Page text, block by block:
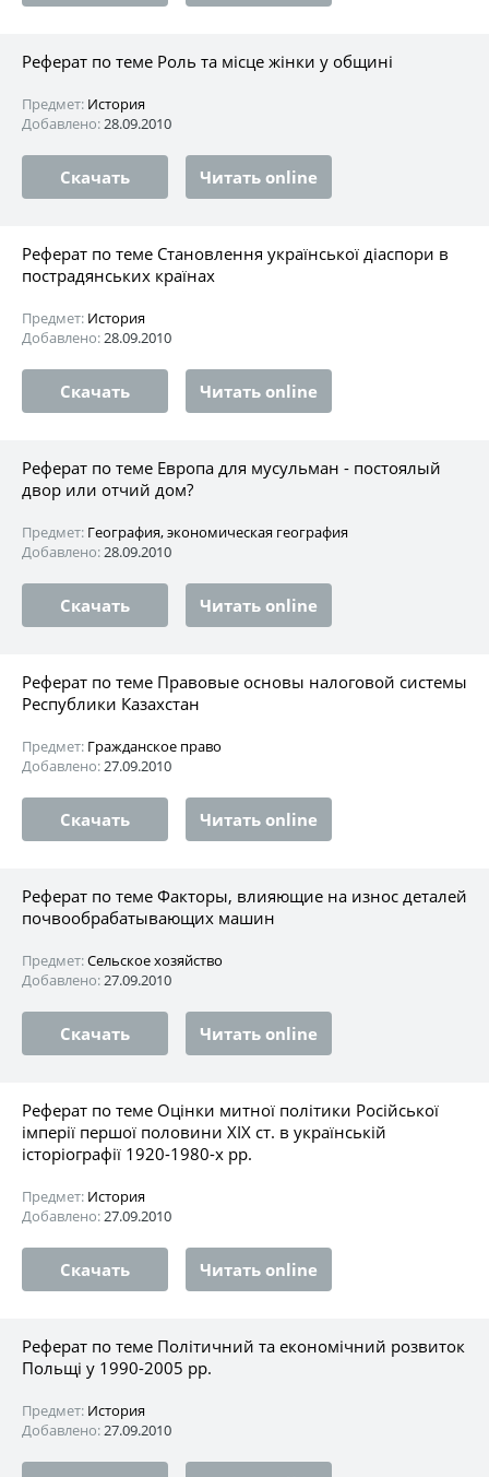
Реферат по теме Роль та місце жінки у общині
Предмет: История
Добавлено:28.09.2010
Скачать Читать online
Реферат по теме Становлення української діаспори в
пострадянських країнах
Предмет: История
Добавлено:28.09.2010
Скачать Читать online
Реферат по теме Европа для мусульман - постоялый
двор или отчий дом?
Предмет: География, экономическая география
Добавлено:28.09.2010
Скачать Читать online
Реферат по теме Правовые основы налоговой системы
Республики Казахстан
Предмет: Гражданское право
Добавлено:27.09.2010
Скачать Читать online
Реферат по теме Факторы, влияющие на износ деталей
почвообрабатывающих машин
Предмет:Сельское хозяйство
Добавлено:27.09.2010
Скачать Читать online
Реферат по теме Оцінки митної політики Російської
імперії першої половини XIX ст. в українській
історіографії 1920-1980-х pp.
Предмет: История
Добавлено:27.09.2010
Скачать Читать online
Реферат по теме Політичний та економічний розвиток
Польщі у 1990-2005 рр.
Предмет: История
Добавлено:27.09.2010